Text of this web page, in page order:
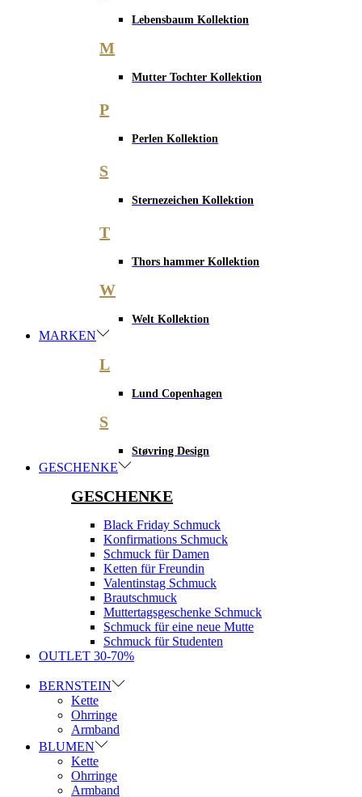
Lebensbaum Kollektion
M
Mutter Tochter Kollektion
P
Perlen Kollektion
S
Sternezeichen Kollektion
T
Thors hammer Kollektion
W
Welt Kollektion
MARKEN
L
Lund Copenhagen
S
Støvring Design
GESCHENKE
GESCHENKE
Black Friday Schmuck
Konfirmations Schmuck
Schmuck für Damen
Ketten für Freundin
Valentinstag Schmuck
Brautschmuck
Muttertagsgeschenke Schmuck
Schmuck für eine neue Mutte
Schmuck für Studenten
OUTLET 30-70%
BERNSTEIN
Kette
Ohrringe
Armband
BLUMEN
Kette
Ohrringe
Armband